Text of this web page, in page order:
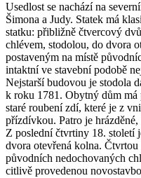
Usedlost se nachází na
Šimona a Judy. Statek má
statku: přibližně čtvercový
chlévem, stodolou, do dvora
postaveným na místě
intaktní ve stavební podobě
Nejstarší budovou je stodola
k roku 1781. Obytný dům má
staré roubení zdí, které je z
přízdívkou. Patro je
Z poslední čtvrtiny 18. století
dvora otevřená kolna.
původních nedochovaných
citlivě provedenou